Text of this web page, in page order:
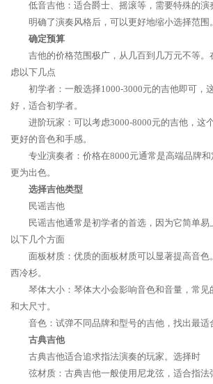
低音吉他：适合爵士、摇滚等，需要特殊的演
明确了演奏风格后，可以更好地缩小选择范围。
确定预算
吉他的价格范围极广，从几百到几万元不等
虑以下几点
初学者：一般选择1000-3000元的吉他即可，
好，适合初学者。
进阶玩家：可以考虑3000-8000元的吉他，这
更好的音色和手感。
专业演奏者：价格在8000元通常是高端品牌
更为出色。
选择吉他类型
民谣吉他
民谣吉他通常是初学者的首选，因为它简单
以下几个方面
面板材质：优质的面板材质可以显著提高音色
西冷杉。
琴体大小：琴体大小会影响音色和音量，常
和大尺寸。
音色：试弹不同品牌和型号的吉他，找出最适
古典吉他
古典吉他适合追求指法演奏的玩家。选择时
弦材质：古典吉他一般使用尼龙弦，适合指法